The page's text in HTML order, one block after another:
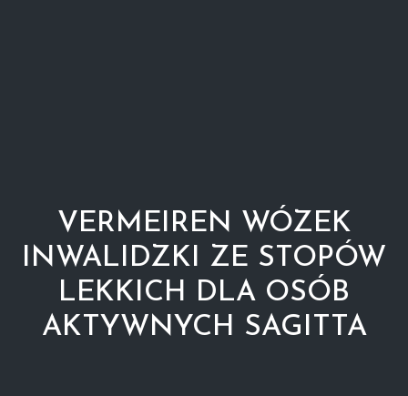
VERMEIREN WÓZEK
INWALIDZKI ZE STOPÓW
LEKKICH DLA OSÓB
AKTYWNYCH SAGITTA